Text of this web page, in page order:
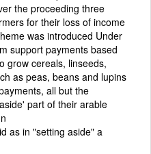
the proceeding three
for their loss of income
was introduced Under
support payments based
grow cereals, linseeds,
as peas, beans and lupins
all but the
part of their arable
as in "setting aside" a